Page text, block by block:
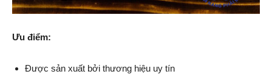
Ưu điểm:
Được sản xuất bởi thương hiệu uy tín